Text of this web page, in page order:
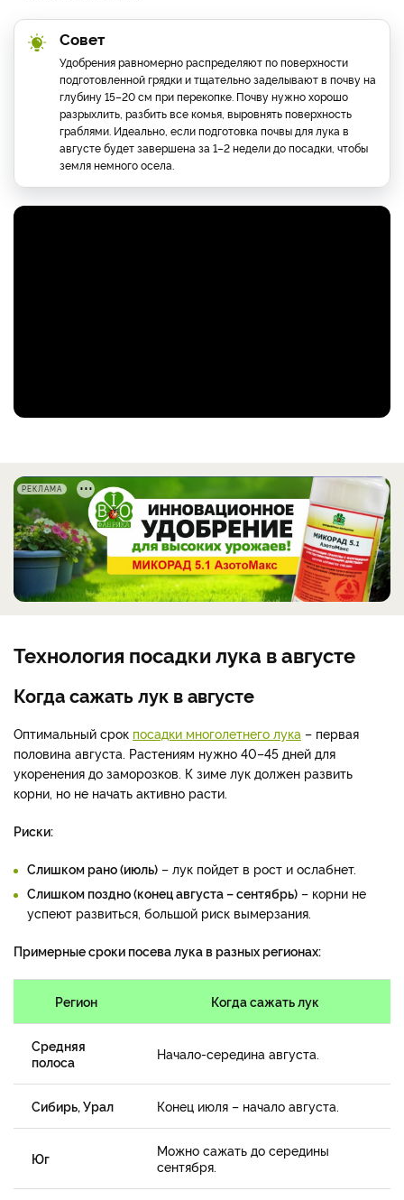
Совет
Удобрения равномерно распределяют по поверхности
подготовленной грядки и тщательно заделывают в почву на
глубину 15–20 см при перекопке. Почву нужно хорошо
разрыхлить, разбить все комья, выровнять поверхность
граблями. Идеально, если подготовка почвы для лука в
августе будет завершена за 1–2 недели до посадки, чтобы
земля немного осела.
РЕКЛАМА
Технология посадки лука в августе
Когда сажать лук в августе
Оптимальный срок посадки многолетнего лука – первая
половина августа. Растениям нужно 40–45 дней для
укоренения до заморозков. К зиме лук должен развить
корни, но не начать активно расти.
Риски:
Слишком рано (июль) – лук пойдет в рост и ослабнет.
Слишком поздно (конец августа – сентябрь) – корни не
успеют развиться, большой риск вымерзания.
Примерные сроки посева лука в разных регионах:
Регион Когда сажать лук
Средняя
полоса
Начало-середина августа.
Сибирь, Урал Конец июля – начало августа.
Юг
Можно сажать до середины
сентября.